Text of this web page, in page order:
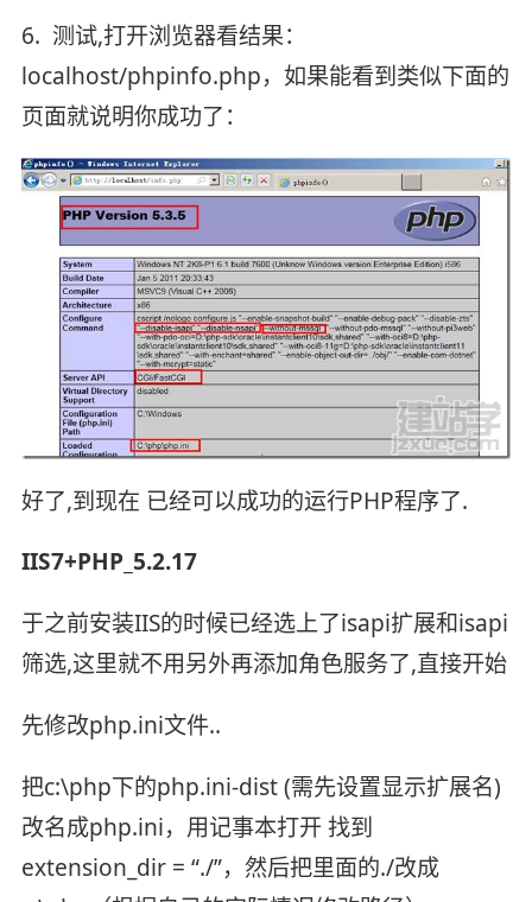
6. 测试,打开浏览器看结果：
localhost/phpinfo.php，如果能看到类似下面的
页面就说明你成功了：
好了,到现在 已经可以成功的运行PHP程序了.
IIS7+PHP_5.2.17
于之前安装IIS的时候已经选上了isapi扩展和isapi
筛选,这里就不用另外再添加角色服务了,直接开始
先修改php.ini文件..
把c:\php下的php.ini-dist (需先设置显示扩展名)
改名成php.ini，用记事本打开 找到
extension_dir = “./”，然后把里面的./改成